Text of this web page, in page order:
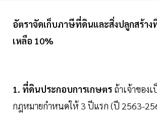
อัตราจัดเก็บภาษีที่ดินและสิ่งปลูกสร้าง
เหลือ 10%
1. ที่ดินประกอบการเกษตร ถ้าเจ้าของ
กฎหมายกำหนดให้ 3 ปีแรก (ปี 2563-